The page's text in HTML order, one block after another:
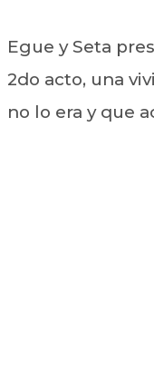
Egue y Seta
2do acto, una
no lo era y que